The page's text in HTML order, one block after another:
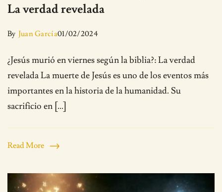
La verdad revelada
By Juan García01/02/2024
¿Jesús murió en viernes según la biblia?: La verdad
revelada La muerte de Jesús es uno de los eventos más
importantes en la historia de la humanidad. Su
sacrificio en […]
Read More